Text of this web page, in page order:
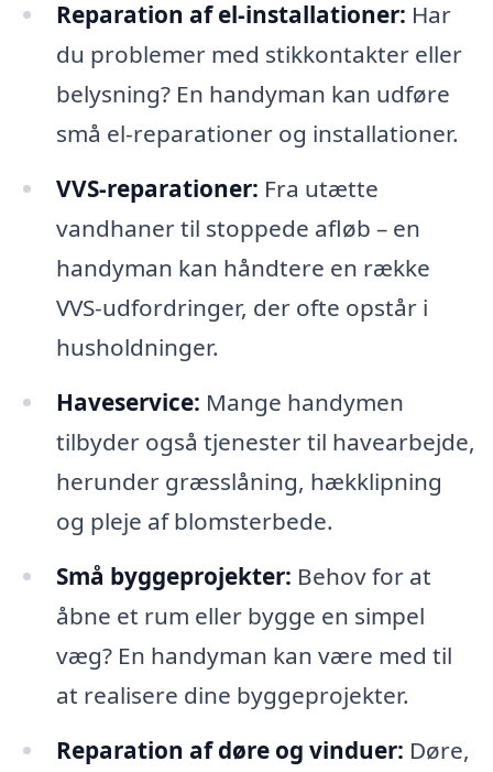
Reparation af el-installationer: Har
du problemer med stikkontakter eller
belysning? En handyman kan udføre
små el-reparationer og installationer.
VVS-reparationer: Fra utætte
vandhaner til stoppede afløb – en
handyman kan håndtere en række
VVS-udfordringer, der ofte opstår i
husholdninger.
Haveservice: Mange handymen
tilbyder også tjenester til havearbejde,
herunder græsslåning, hækklipning
og pleje af blomsterbede.
Små byggeprojekter: Behov for at
åbne et rum eller bygge en simpel
væg? En handyman kan være med til
at realisere dine byggeprojekter.
Reparation af døre og vinduer: Døre,